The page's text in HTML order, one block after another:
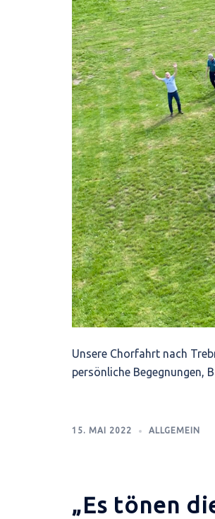
Unsere Chorfahrt nach
persönliche Begegnungen,
15. MAI 2022 ALLGEMEIN
„Es tönen